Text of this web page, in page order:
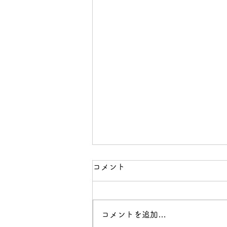
夏季期間のご案内
来たこの頃です。２０２6年夏、
子どもたちの楽しい思い出と経験
コメント
コメントを追加…